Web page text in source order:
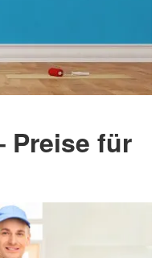
Preise für